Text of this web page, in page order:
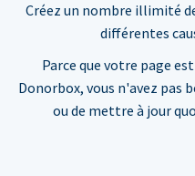
Créez un nombre illimité
différentes
Parce que votre page
Donorbox, vous n'avez pas
ou de mettre à jour